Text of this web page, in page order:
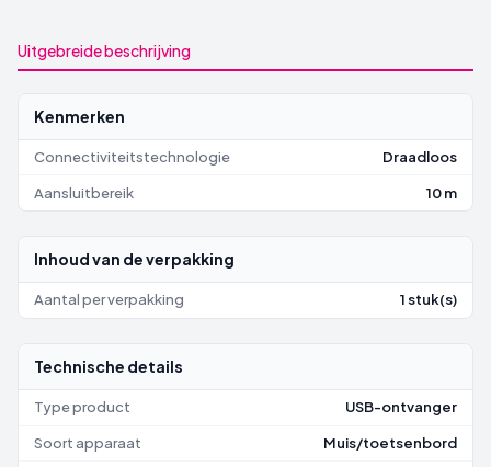
Uitgebreide beschrijving
Kenmerken
Connectiviteitstechnologie Draadloos
Aansluitbereik 10 m
Inhoud van de verpakking
Aantal per verpakking 1 stuk(s)
Technische details
Type product USB-ontvanger
Soort apparaat Muis/toetsenbord